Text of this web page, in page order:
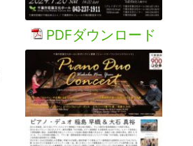
PDFダウンロード